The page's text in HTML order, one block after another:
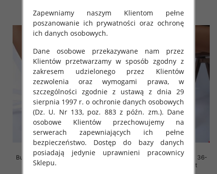
Buty sportowe damskie Roz 36-
41, 1 kolor Paczka 12 szt
Buty sportowe damskie Roz 36-
41, 1 kolor Paczka 12 szt
Zapewniamy naszym Klientom pełne
poszanowanie ich prywatności oraz ochronę
ich danych osobowych.
Dane osobowe przekazywane nam przez
Klientów przetwarzamy w sposób zgodny z
zakresem udzielonego przez Klientów
zezwolenia oraz wymogami prawa, w
szczególności zgodnie z ustawą z dnia 29
sierpnia 1997 r. o ochronie danych osobowych
(Dz. U. Nr 133, poz. 883 z późn. zm.). Dane
osobowe Klientów przechowujemy na
serwerach zapewniających ich pełne
bezpieczeństwo. Dostęp do bazy danych
posiadają jedynie uprawnieni pracownicy
Sklepu.